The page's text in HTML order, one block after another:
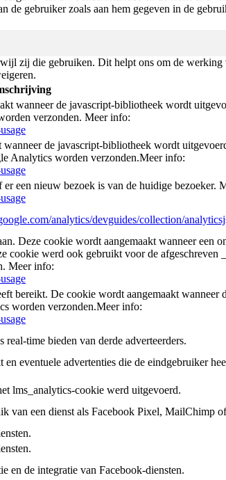
gebruiker zoals aan hem gegeven in de
zij die gebruiken. Dit helpt ons om de werking
wanneer de javascript-bibliotheek wordt
verzonden. Meer info:
de javascript-bibliotheek wordt
Analytics worden verzonden.Meer info:
een nieuw bezoek is van de huidige bezoeker.
analytics/devguides/collection/
Deze cookie wordt aangemaakt wanneer een
cookie werd ook gebruikt voor de
Meer info:
bereikt. De cookie wordt aangemaakt
worden verzonden.Meer info:
time bieden van derde adverteerders.
eventuele advertenties die de eindgebruiker
lms_analytics-cookie werd uitgevoerd.
van een dienst als Facebook Pixel, MailChimp
en de integratie van Facebook-diensten.